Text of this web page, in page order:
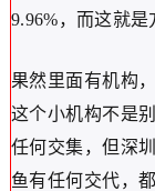
9.96%，而这就是
果然里面有机构
这个小机构不是
任何交集，但深
鱼有任何交代，